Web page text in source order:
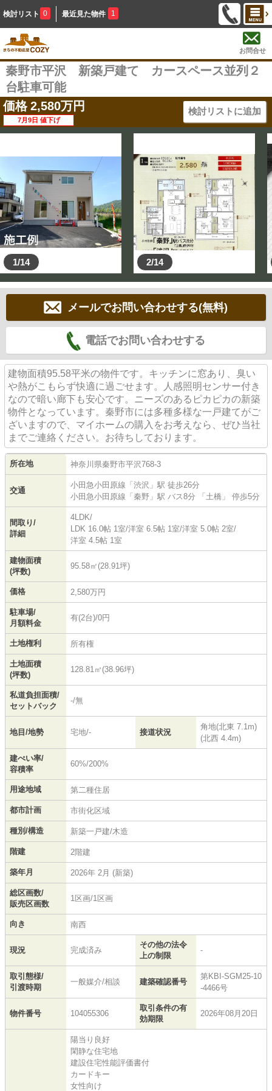
検討リスト 0 最近見た物件 1
お問合せ
秦野市平沢 新築戸建て カースペース並列２
台駐車可能
価格 2,580万円
7月9日 値下げ
検討リストに追加
1/14 2/14
メールでお問い合わせする(無料)
電話でお問い合わせする
建物面積95.58平米の物件です。キッチンに窓あり、臭い
や熱がこもらず快適に過ごせます。人感照明センサー付き
なので暗い廊下も安心です。ニーズのあるピカピカの新築
物件となっています。秦野市には多種多様な一戸建てがご
ざいますので、マイホームの購入をお考えなら、ぜひ当社
までご連絡ください。お待ちしております。
所在地 神奈川県秦野市平沢768-3
交通
小田急小田原線 「 渋沢 」駅 徒歩26分
小田急小田原線 「 秦野 」駅 バス8分 「土橋」 停歩5分
間取り/
詳細
4LDK/
LDK 16.0帖 1室/洋室 6.5帖 1室/洋室 5.0帖 2室/
洋室 4.5帖 1室
建物面積
(坪数)
95.58㎡(28.91坪)
価格 2,580万円
駐車場/
月額料金
有(2台)/0円
土地権利 所有権
土地面積
(坪数)
128.81㎡(38.96坪)
私道負担面積/
セットバック
-/無
地目/地勢 宅地/- 接道状況
角地(北東 7.1m)
(北西 4.4m)
建ぺい率/
容積率
60%/200%
用途地域 第二種住居
都市計画 市街化区域
種別/構造 新築一戸建/木造
階建 2階建
築年月 2026年 2月 (新築)
総区画数/
販売区画数
1区画/1区画
向き 南西
現況 完成済み
その他の法令
上の制限
-
取引態様/
引渡時期
一般媒介/相談 建築確認番号
第KBI-SGM25-10
-4466号
物件番号 104055306
取引条件の有
効期限
2026年08月20日
陽当り良好
閑静な住宅地
建設住宅性能評価書付
カードキー
女性向け